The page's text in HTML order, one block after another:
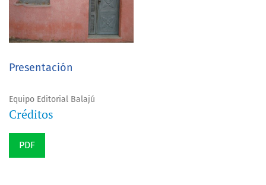
Presentación
Equipo Editorial Balajú
Créditos
PDF